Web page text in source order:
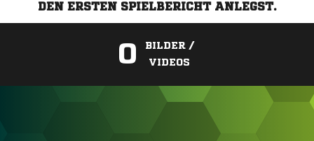
DEN ERSTEN SPIELBERICHT ANLEGST.
0
BILDER /
VIDEOS